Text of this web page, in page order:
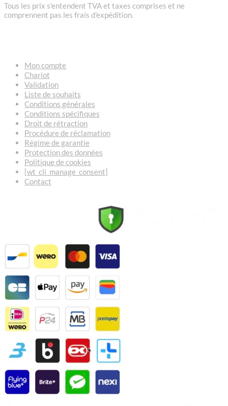
Tous les prix s'entendent TVA et taxes comprises et ne
comprennent pas les frais d'expédition.
Mon compte
Chariot
Validation
Liste de souhaits
Conditions générales
Conditions spécifiques
Droit de rétraction
Procédure de réclamation
Régime de garantie
Protection des données
Politique de cookies
[wt_cli_manage_consent]
Contact